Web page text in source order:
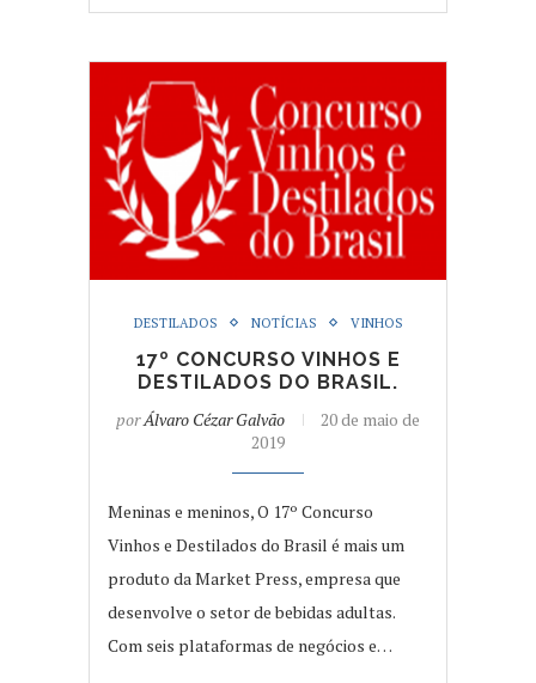
DESTILADOS NOTÍCIAS VINHOS
17º CONCURSO VINHOS E
DESTILADOS DO BRASIL.
porÁlvaro Cézar Galvão
20 de maio de
2019
Meninas e meninos, O 17º Concurso
Vinhos e Destilados do Brasil é mais um
produto da Market Press, empresa que
desenvolve o setor de bebidas adultas.
Com seis plataformas de negócios e…